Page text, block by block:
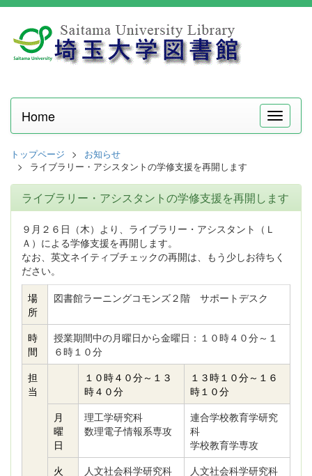
メ
ニ
Home
トップページ
お知らせ
ライブラリー・アシスタントの学修支援を再開します
ライブラリー・アシスタントの学修支援を再開します
９月２６日（木）より、ライブラリー・アシスタント（Ｌ
Ａ）による学修支援を再開します。
なお、英文ネイティブチェックの再開は、もう少しお待ちく
ださい。
場
所
図書館ラーニングコモンズ２階 サポートデスク
時
間
授業期間中の月曜日から金曜日：１０時４０分～１
６時１０分
担
当
１０時４０分～１３
時４０分
１３時１０分～１６
時１０分
月
曜
日
理工学研究科
数理電子情報系専攻
連合学校教育学研究
科
学校教育学専攻
火
人文社会科学研究科
人文社会科学研究科